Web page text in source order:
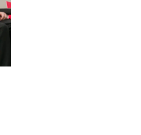
Les activités